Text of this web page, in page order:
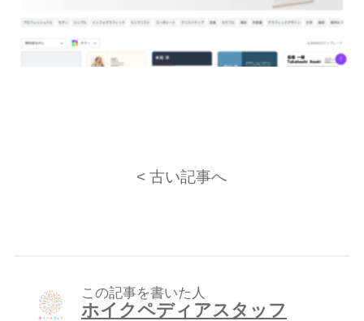
< 古い記事へ
この記事を書いた人
ホイクペディアスタッフ